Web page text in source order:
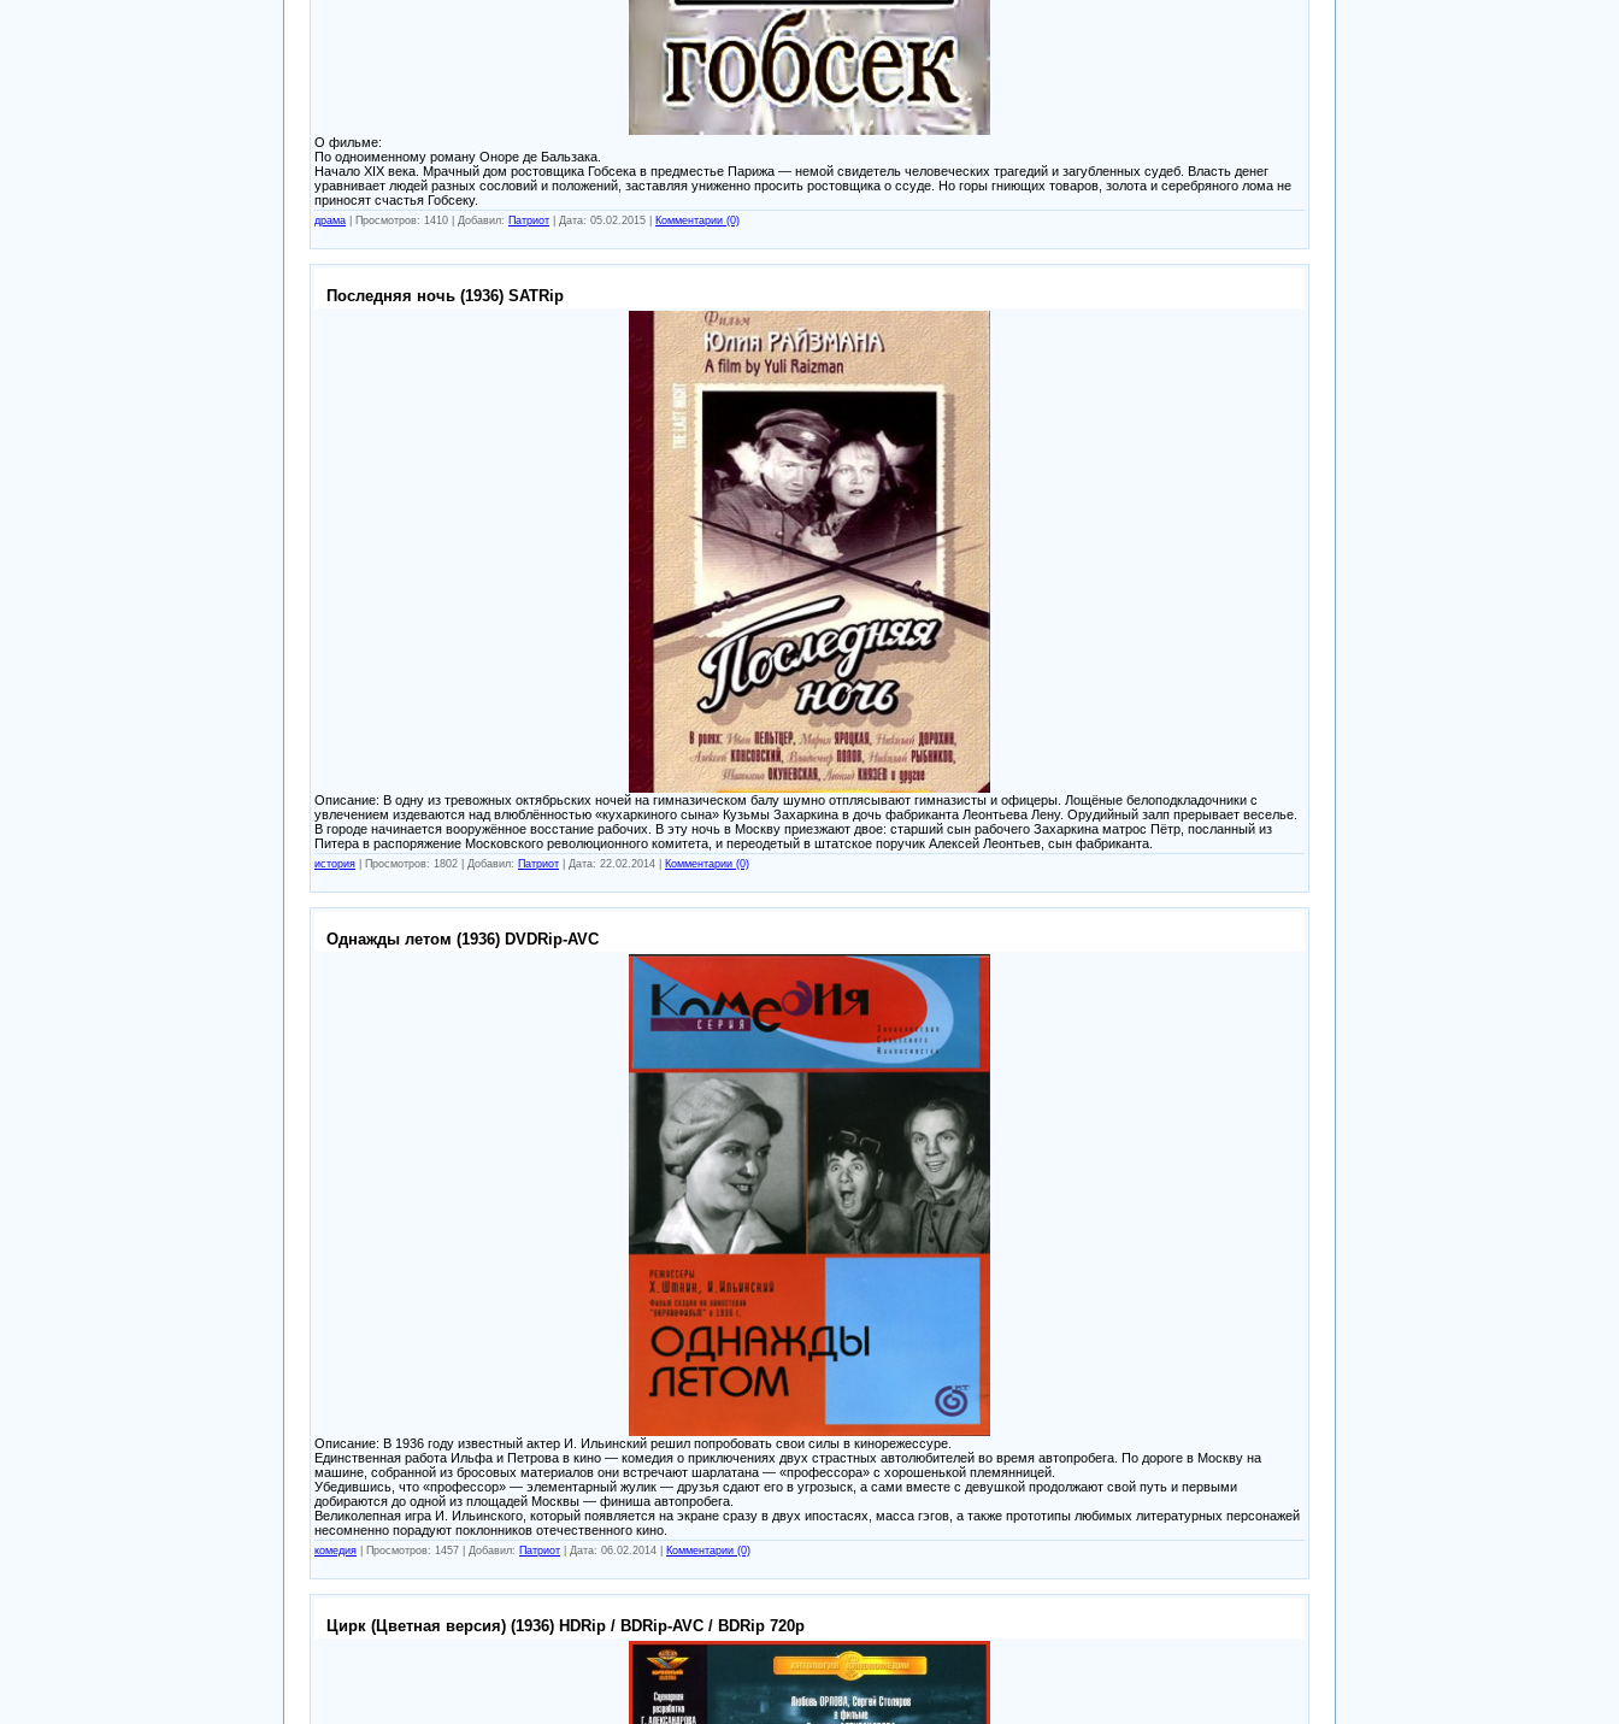
О фильме:
По одноименному роману Оноре де Бальзака.
Начало XIX века. Мрачный дом ростовщика Гобсека в предместье Парижа — немой свидетель человеческих трагедий и загубленных судеб. Власть денег
уравнивает людей разных сословий и положений, заставляя униженно просить ростовщика о ссуде. Но горы гниющих товаров, золота и серебряного лома не
приносят счастья Гобсеку.
драма Просмотров: 1410 | Добавил: Патриот Дата: 05.02.2015 Комментарии (0)
Последняя ночь (1936) SATRip
Описание: В одну из тревожных октябрьских ночей на гимназическом балу шумно отплясывают гимназисты и офицеры. Лощёные белоподкладочники с
увлечением издеваются над влюблённостью «кухаркиного сына» Кузьмы Захаркина в дочь фабриканта Леонтьева Лену. Орудийный залп прерывает веселье.
В городе начинается вооружённое восстание рабочих. В эту ночь в Москву приезжают двое: старший сын рабочего Захаркина матрос Пётр, посланный из
Питера в распоряжение Московского революционного комитета, и переодетый в штатское поручик Алексей Леонтьев, сын фабриканта.
история Просмотров: 1802 | Добавил: Патриот Дата: 22.02.2014 Комментарии (0)
Однажды летом (1936) DVDRip-AVC
Описание: В 1936 году известный актер И. Ильинский решил попробовать свои силы в кинорежессуре.
Единственная работа Ильфа и Петрова в кино — комедия о приключениях двух страстных автолюбителей во время автопробега. По дороге в Москву на
машине, собранной из бросовых материалов они встречают шарлатана — «профессора» с хорошенькой племянницей.
Убедившись, что «профессор» — элементарный жулик — друзья сдают его в угрозыск, а сами вместе с девушкой продолжают свой путь и первыми
добираются до одной из площадей Москвы — финиша автопробега.
Великолепная игра И. Ильинского, который появляется на экране сразу в двух ипостасях, масса гэгов, а также прототипы любимых литературных персонажей
несомненно порадуют поклонников отечественного кино.
комедия Просмотров: 1457 | Добавил: Патриот Дата: 06.02.2014 Комментарии (0)
Цирк (Цветная версия) (1936) HDRip / BDRip-AVC / BDRip 720p